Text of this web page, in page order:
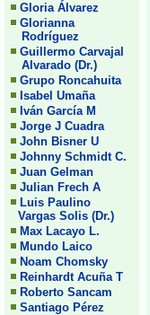
Gloria Álvarez
Glorianna
Rodríguez
Guillermo Carvajal
Alvarado (Dr.)
Grupo Roncahuita
Isabel Umaña
Iván García M
Jorge J Cuadra
John Bisner U
Johnny Schmidt C.
Juan Gelman
Julian Frech A
Luis Paulino
Vargas Solis (Dr.)
Max Lacayo L.
Mundo Laico
Noam Chomsky
Reinhardt Acuña T
Roberto Sancam
Santiago Pérez